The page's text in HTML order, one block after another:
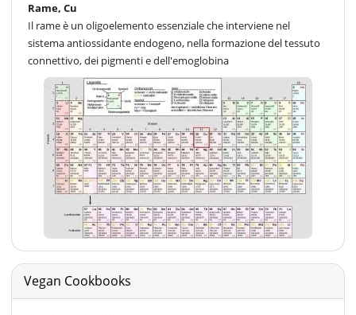
Rame, Cu
Il rame è un oligoelemento essenziale che interviene nel
sistema antiossidante endogeno, nella formazione del tessuto
connettivo, dei pigmenti e dell'emoglobina
Vegan Cookbooks